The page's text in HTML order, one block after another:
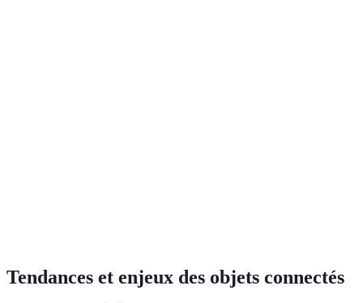
Tendances et enjeux des objets connectés